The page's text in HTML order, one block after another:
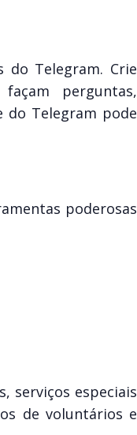
do Telegram. Crie
perguntas,
do Telegram pode
poderosas
serviços especiais
de voluntários e